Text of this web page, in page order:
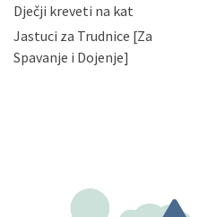
zatražiti prestanak
podataka. Opoziv
gore navedenu adresu
Dječji kreveti na kat
Jastuci za Trudnice [Za
Spavanje i Dojenje]